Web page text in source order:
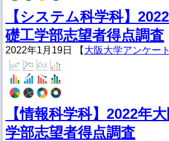
【システム科学科】
礎工学部志望者得点調査
2022年1月19日 【 大阪大学アンケート
【情報科学科】2022年
学部志望者得点調査